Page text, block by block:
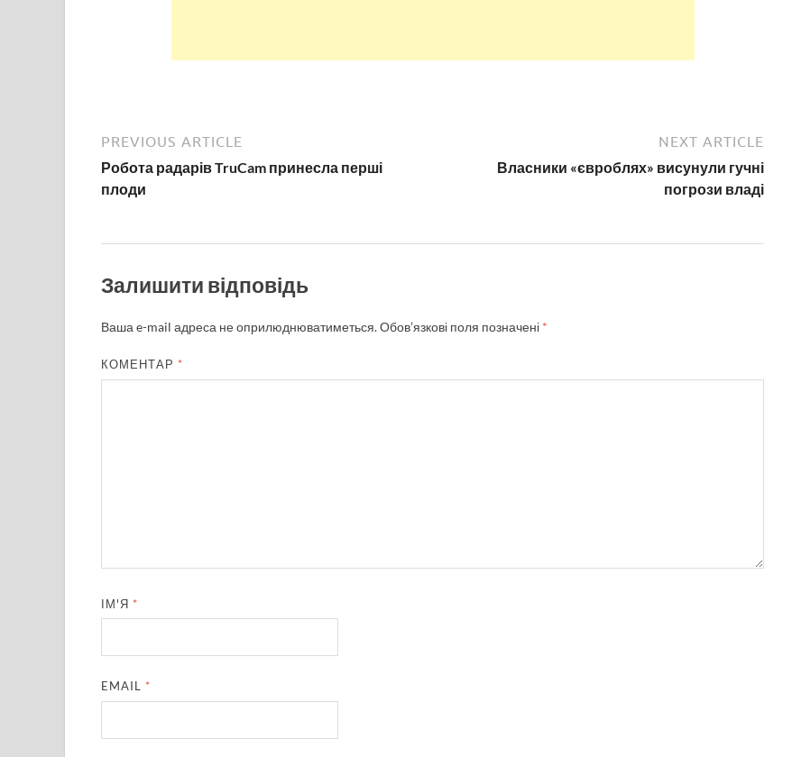
PREVIOUS ARTICLE
Робота радарів TruCam принесла перші
плоди
NEXT ARTICLE
Власники «євроблях» висунули гучні
погрози владі
Залишити відповідь
Ваша e-mail адреса не оприлюднюватиметься.Обов’язкові поля позначені *
КОМЕНТАР *
ІМ'Я *
EMAIL *